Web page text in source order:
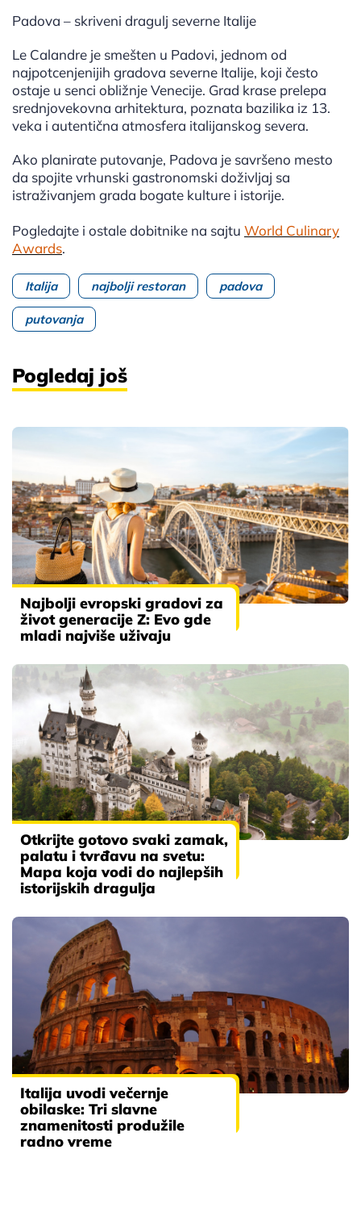
Padova – skriveni dragulj severne Italije
Le Calandre je smešten u Padovi, jednom od
najpotcenjenijih gradova severne Italije, koji često
ostaje u senci obližnje Venecije. Grad krase prelepa
srednjovekovna arhitektura, poznata bazilika iz 13.
veka i autentična atmosfera italijanskog severa.
Ako planirate putovanje, Padova je savršeno mesto
da spojite vrhunski gastronomski doživljaj sa
istraživanjem grada bogate kulture i istorije.
Pogledajte i ostale dobitnike na sajtu World Culinary
Awards.
Italija najbolji restoran padova
putovanja
Pogledaj još
Najbolji evropski gradovi za
život generacije Z: Evo gde
mladi najviše uživaju
Otkrijte gotovo svaki zamak,
palatu i tvrđavu na svetu:
Mapa koja vodi do najlepših
istorijskih dragulja
Italija uvodi večernje
obilaske: Tri slavne
znamenitosti produžile
radno vreme